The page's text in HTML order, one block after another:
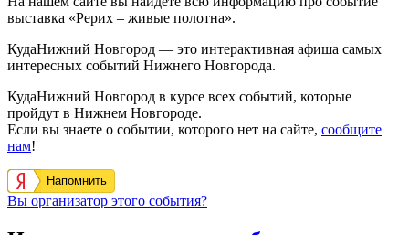
выставка «Рерих – живые полотна».
КудаНижний Новгород — это интерактивная афиша самых
интересных событий Нижнего Новгорода.
КудаНижний Новгород в курсе всех событий, которые
пройдут в Нижнем Новгороде.
Если вы знаете о событии, которого нет на сайте, сообщите
нам!
Напомнить
Вы организатор этого события?